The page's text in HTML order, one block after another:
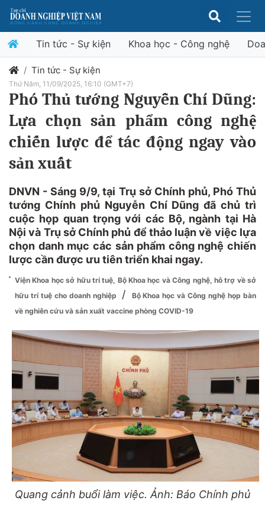
Tin tức - Sự kiện Khoa học - Công nghệ
Tin tức - Sự kiện
Thứ Năm, 11/09/2025, 16:10 (GMT+7)
Phó Thủ tướng Nguyễn Chí Dũng:
Lựa chọn sản phẩm công nghệ
chiến lược để tác động ngay vào
sản xuất
DNVN - Sáng 9/9, tại Trụ sở Chính phủ, Phó Thủ
tướng Chính phủ Nguyễn Chí Dũng đã chủ trì
cuộc họp quan trọng với các Bộ, ngành tại Hà
Nội và Trụ sở Chính phủ để thảo luận về việc lựa
chọn danh mục các sản phẩm công nghệ chiến
lược cần được ưu tiên triển khai ngay.
Viện Khoa học sở hữu trí tuệ, Bộ Khoa học và Công nghệ, hỗ trợ về sở
hữu trí tuệ cho doanh nghiệp
/
Bộ Khoa học và Công nghệ họp bàn
về nghiên cứu và sản xuất vaccine phòng COVID-19
Quang cảnh buổi làm việc. Ảnh: Báo Chính phủ